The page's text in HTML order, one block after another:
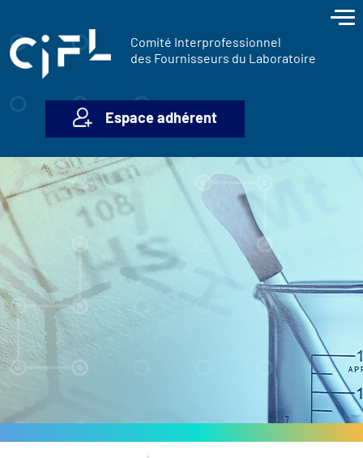
Comité Interprofessionnel
des Fournisseurs du Laboratoire
Espace adhérent